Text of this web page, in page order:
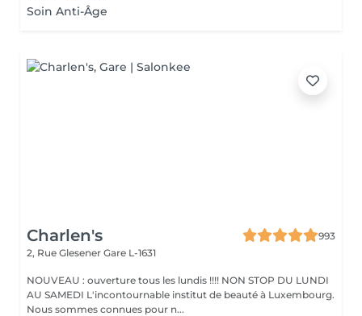
Soin Anti-Âge
Charlen's
993
2, Rue Glesener Gare L-1631
NOUVEAU : ouverture tous les lundis !!!! NON STOP DU LUNDI
AU SAMEDI L'incontournable institut de beauté à Luxembourg.
Nous sommes connues pour n...